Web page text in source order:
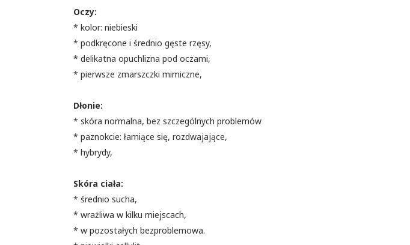
Oczy:
* kolor: niebieski
* podkręcone i średnio gęste rzęsy,
* delikatna opuchlizna pod oczami,
* pierwsze zmarszczki mimiczne,
Dłonie:
* skóra normalna, bez szczególnych problemów
* paznokcie: łamiące się, rozdwajające,
* hybrydy,
Skóra ciała:
* średnio sucha,
* wrażliwa w kilku miejscach,
* w pozostałych bezproblemowa.